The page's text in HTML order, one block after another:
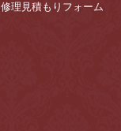
修理見積もりフォーム